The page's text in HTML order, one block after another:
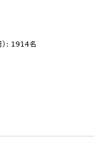
）: 1914名